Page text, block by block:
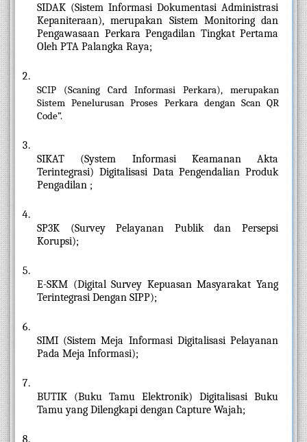
SIDAK (Sistem Informasi Dokumentasi Administrasi
Kepaniteraan), merupakan Sistem Monitoring dan
Pengawasaan Perkara Pengadilan Tingkat Pertama
Oleh PTA Palangka Raya;
SCIP (Scaning Card Informasi Perkara), merupakan
Sistem Penelurusan Proses Perkara dengan Scan QR
Code”.
SIKAT (System Informasi Keamanan Akta
Terintegrasi) Digitalisasi Data Pengendalian Produk
Pengadilan ;
SP3K (Survey Pelayanan Publik dan Persepsi
Korupsi);
E-SKM (Digital Survey Kepuasan Masyarakat Yang
Terintegrasi Dengan SIPP);
SIMI (Sistem Meja Informasi Digitalisasi Pelayanan
Pada Meja Informasi);
BUTIK (Buku Tamu Elektronik) Digitalisasi Buku
Tamu yang Dilengkapi dengan Capture Wajah;